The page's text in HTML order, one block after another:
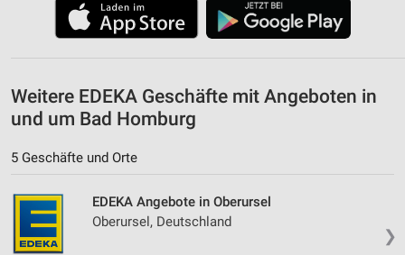
Weitere EDEKA Geschäfte mit Angeboten in
und um Bad Homburg
5 Geschäfte und Orte
❯
EDEKA Angebote in Oberursel
Oberursel, Deutschland
Nicht-IAB-Verarbeitungszwecke:
Notwendig
Funktional